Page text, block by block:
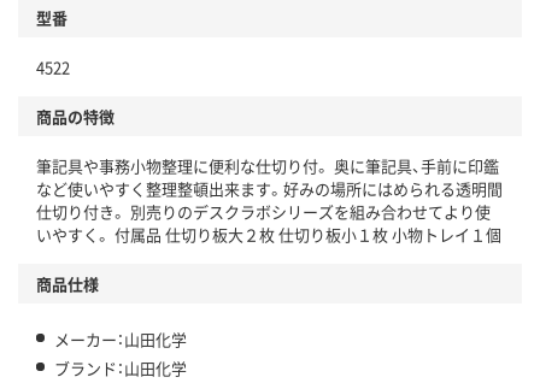
型番
4522
商品の特徴
筆記具や事務小物整理に便利な仕切り付。 奥に筆記具、手前に印鑑
など使いやすく整理整頓出来ます。好みの場所にはめられる透明間
仕切り付き。 別売りのデスクラボシリーズを組み合わせてより使
いやすく。 付属品 仕切り板大２枚 仕切り板小１枚 小物トレイ１個
商品仕様
メーカー：山田化学
ブランド：山田化学